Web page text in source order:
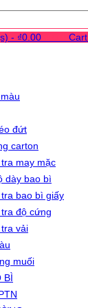
- ₫0.00 Cart
đứt
carton
may mặc
dày bao bì
bao bì giấy
độ cứng
vải
muối
BÌ